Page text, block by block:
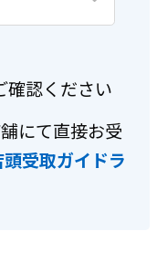
確認ください
にて直接お受
受取ガイドラ